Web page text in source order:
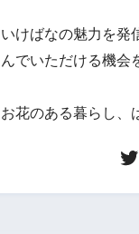
いけばなの魅力を発
んでいただける機会
お花のある暮らし、